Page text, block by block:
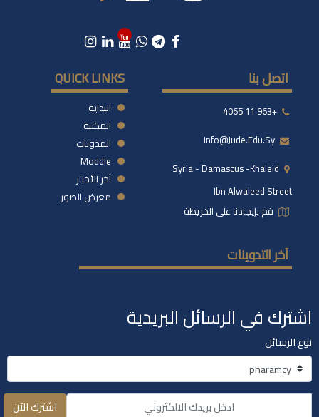
اتصل بنا
+963 11 4065
Syria - Damascus -khaleid
Ibn Alwaleed Street
قم بإيجادنا على الخريطة
QUICK LINKS
البداية
المكتبة
المدونات
Moddle
آخر الأخبار
معرض الصور
آخر التدوينات
اشترك في الرسائل البريدية
نوع الرسائل
اشترك الآن